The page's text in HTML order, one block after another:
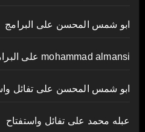
ابو شمس المحسن على البرامج
mohammad almansi على
ابو شمس المحسن على تفائل
عبله محمد على تفائل واستفتاح